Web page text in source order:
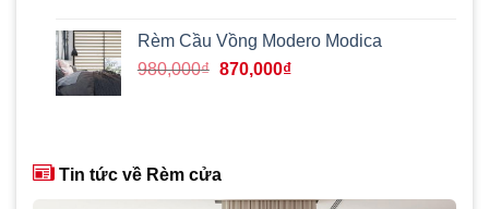
560,000₫.là:
420,000₫.
Rèm Cầu Vồng Modero Modica
980,000₫ Giá
870,000₫Giá
Tin tức về Rèm cửa